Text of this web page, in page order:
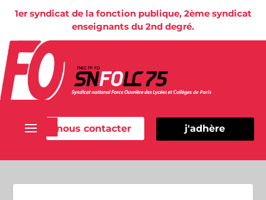
1er syndicat de la fonction publique, 2ème syndicat
enseignants du 2nd degré.
nous contacter j'adhère